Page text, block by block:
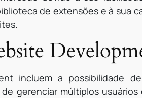
de extensões e à sua
incluem a possibilidade
gerenciar múltiplos usuários